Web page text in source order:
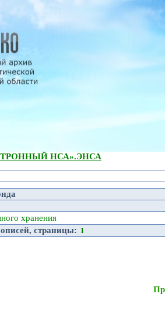
НСА».ЭНСА
хранения
, страницы: 1